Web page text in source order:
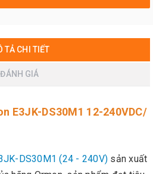
TẢ CHI TIẾT
ĐÁNH GIÁ
E3JK-DS30M1 12-240VDC/
DS30M1 (24 - 240V) sản xuất